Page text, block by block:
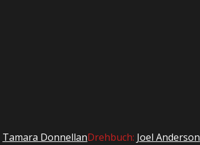
Tamara DonnellanDrehbuch: Joel Anderson